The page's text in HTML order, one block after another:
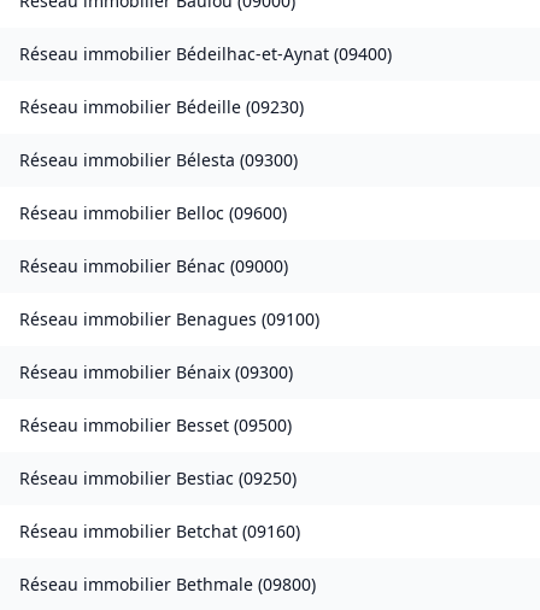
Réseau immobilier Bédeilhac-et-Aynat (09400)
Réseau immobilier Bédeille (09230)
Réseau immobilier Bélesta (09300)
Réseau immobilier Belloc (09600)
Réseau immobilier Bénac (09000)
Réseau immobilier Benagues (09100)
Réseau immobilier Bénaix (09300)
Réseau immobilier Besset (09500)
Réseau immobilier Bestiac (09250)
Réseau immobilier Betchat (09160)
Réseau immobilier Bethmale (09800)